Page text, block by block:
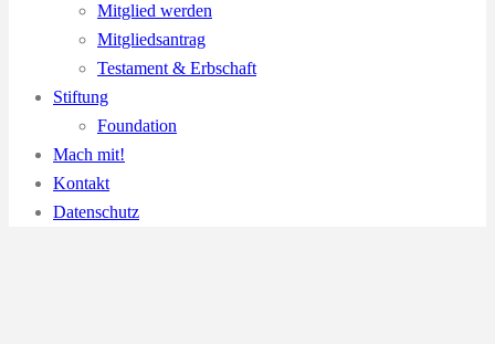
Mitglied werden
Mitgliedsantrag
Testament & Erbschaft
Stiftung
Foundation
Mach mit!
Kontakt
Datenschutz